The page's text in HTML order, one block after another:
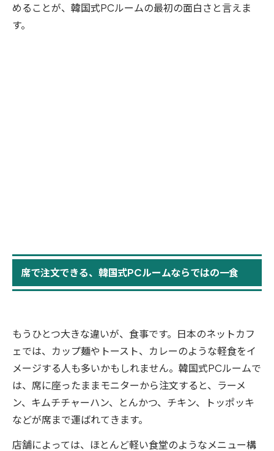
めることが、韓国式PCルームの最初の面白さと言えま
す。
席で注文できる、韓国式PCルームならではの一食
もうひとつ大きな違いが、食事です。日本のネットカフ
ェでは、カップ麺やトースト、カレーのような軽食をイ
メージする人も多いかもしれません。韓国式PCルームで
は、席に座ったままモニターから注文すると、ラーメ
ン、キムチチャーハン、とんかつ、チキン、トッポッキ
などが席まで運ばれてきます。
店舗によっては、ほとんど軽い食堂のようなメニュー構